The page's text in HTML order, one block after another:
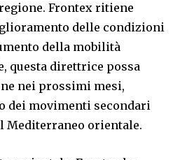
Frontex ritiene
delle condizioni
della mobilità
questa direttrice possa
nei prossimi mesi,
dei movimenti secondari
Mediterraneo orientale.